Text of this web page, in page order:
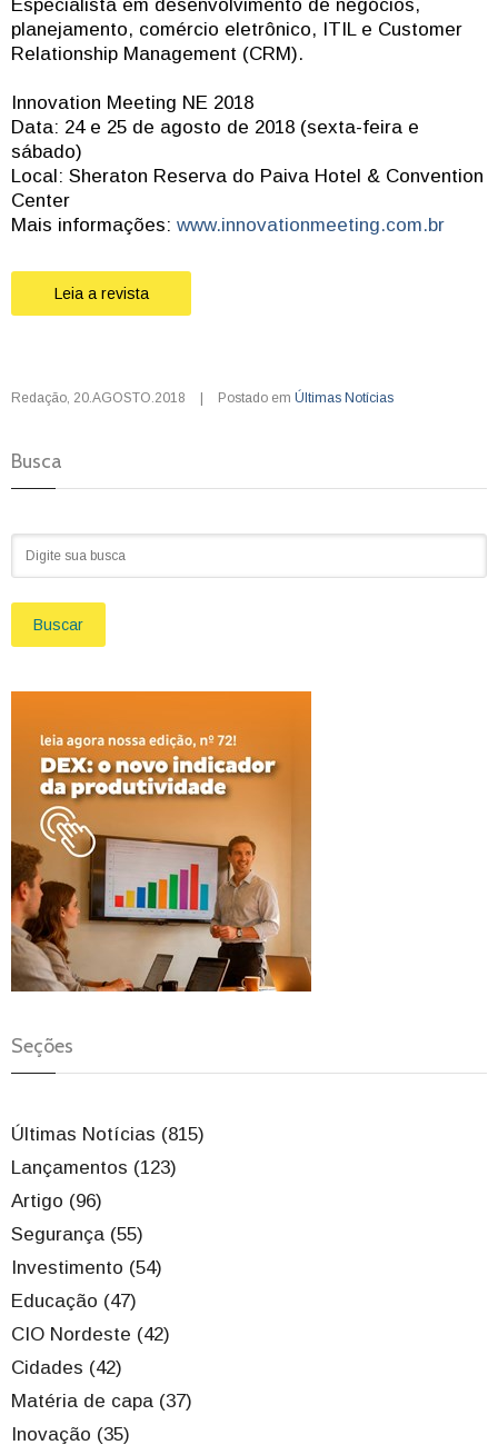
Especialista em desenvolvimento de negócios,
planejamento, comércio eletrônico, ITIL e Customer
Relationship Management (CRM).
Innovation Meeting NE 2018
Data: 24 e 25 de agosto de 2018 (sexta-feira e
sábado)
Local: Sheraton Reserva do Paiva Hotel & Convention
Center
Mais informações: www.innovationmeeting.com.br
Leia a revista
Redação 20.AGOSTO.2018 | Postado em Últimas Notícias
Busca
Buscar
Seções
Últimas Notícias (815)
Lançamentos (123)
Artigo (96)
Segurança (55)
Investimento (54)
Educação (47)
CIO Nordeste (42)
Cidades (42)
Matéria de capa (37)
Inovação (35)